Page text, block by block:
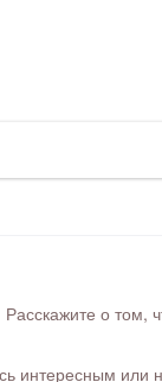
о том,
интересным